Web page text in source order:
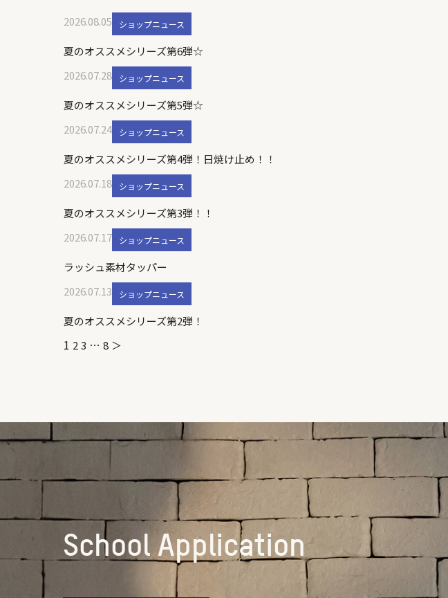
2026.08.05 ショップニュース
夏のオススメシリーズ第6弾☆
2026.07.28
ショップニュース
夏のオススメシリーズ第5弾☆
2026.07.24
ショップニュース
夏のオススメシリーズ第4弾！日焼け止め！！
2026.07.18
ショップニュース
夏のオススメシリーズ第3弾！！
2026.07.17
ショップニュース
ラッシュ素材タッパー
2026.07.13
ショップニュース
夏のオススメシリーズ第2弾！
1 2 3 … 8 ＞
School Application